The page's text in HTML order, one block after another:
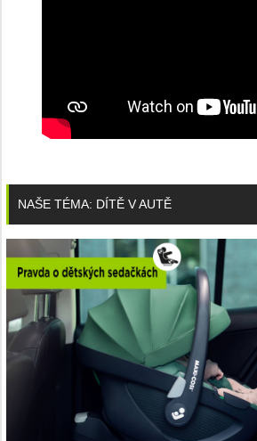
NAŠE TÉMA: DÍTĚ V AUTĚ